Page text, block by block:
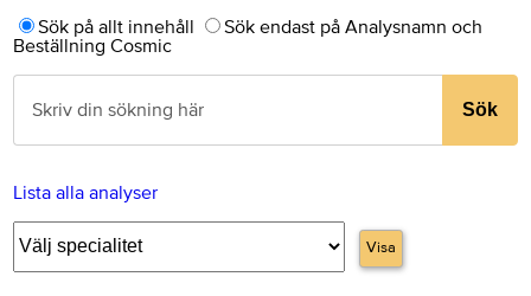
Sök på allt innehåll
Sök endast på Analysnamn och
Beställning Cosmic
Sök
Lista alla analyser
Visa